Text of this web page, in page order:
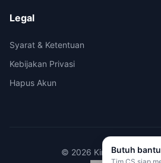
Legal
Syarat & Ketentuan
Kebijakan Privasi
Hapus Akun
© 2026 Kirimi.id - All
Butuh